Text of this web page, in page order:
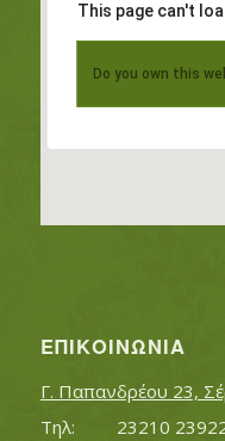
This page can't
Do you own this
ΕΠΙΚΟΙΝΩΝΊΑ
Γ. Παπανδρέου 23,
Τηλ:		23210